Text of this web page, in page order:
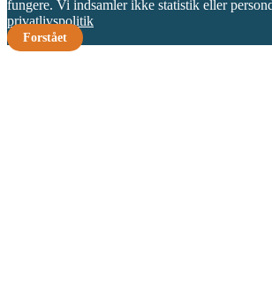
fungere. Vi indsamler ikke statistik eller
privatlivspolitik
Forstået